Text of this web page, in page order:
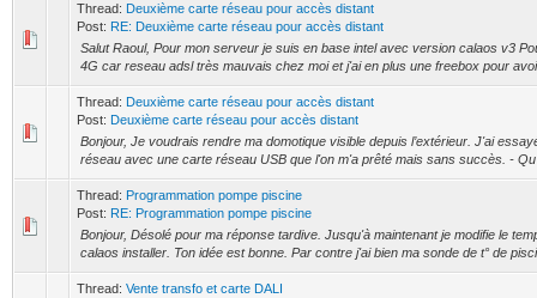
Thread: Deuxième carte réseau pour accès distant
Post: RE: Deuxième carte réseau pour accès distant
Salut Raoul, Pour mon serveur je suis en base intel avec version calaos v3
4G car reseau adsl très mauvais chez moi et j'ai en plus une freebox pour
Thread: Deuxième carte réseau pour accès distant
Post: Deuxième carte réseau pour accès distant
Bonjour, Je voudrais rendre ma domotique visible depuis l’extérieur. J'ai
réseau avec une carte réseau USB que l'on m'a prêté mais sans succès. -
Thread: Programmation pompe piscine
Post: RE: Programmation pompe piscine
Bonjour, Désolé pour ma réponse tardive. Jusqu'à maintenant je modifie le
calaos installer. Ton idée est bonne. Par contre j'ai bien ma sonde de t° de
Thread: Vente transfo et carte DALI